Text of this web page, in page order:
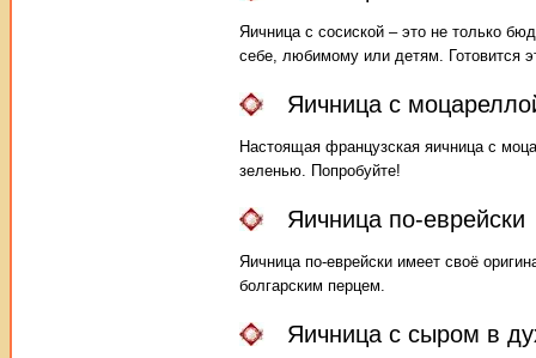
Яичница с сосиской – это не только
себе, любимому или детям. Готовится
Яичница с
Настоящая французская яичница с
зеленью. Попробуйте!
Яичница по-еврейски
Яичница по-еврейски имеет своё
болгарским перцем.
Яичница с сыром в